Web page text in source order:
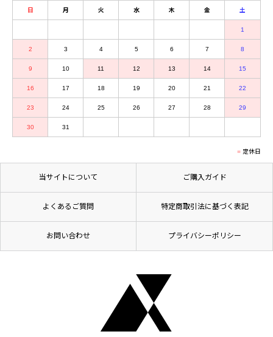
日 月 火 水 木 金 土
1
2 3 4 5 6 7 8
9 10 11 12 13 14 15
16 17 18 19 20 21 22
23 24 25 26 27 28 29
30 31
定休日
当サイトについて ご購入ガイド
よくあるご質問 特定商取引法に基づく表記
お問い合わせ プライバシーポリシー